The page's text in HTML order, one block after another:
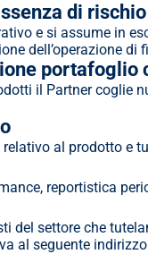
di rischio
e si assume in
dell’operazione di
portafoglio
il Partner coglie
al prodotto e
reportistica
del settore che
al seguente